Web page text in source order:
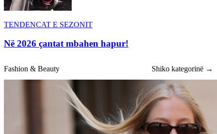
TENDENCAT E SEZONIT
Në 2026 çantat mbahen hapur!
Fashion & Beauty Shiko kategorinë →